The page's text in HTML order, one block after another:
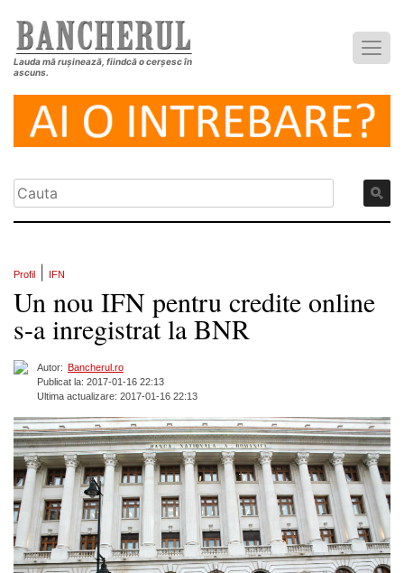
Lauda mă rușinează, fiindcă o cerșesc în
ascuns.
Profil IFN
Un nou IFN pentru credite online
s-a inregistrat la BNR
Autor: Bancherul.ro
Publicat la: 2017-01-16 22:13
Ultima actualizare: 2017-01-16 22:13